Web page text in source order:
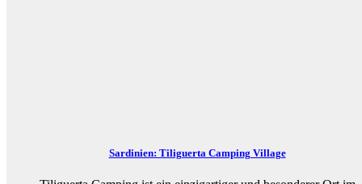
Sardinien: Tiliguerta Camping Village